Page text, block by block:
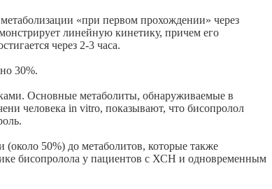
«при первом прохождении» через
линейную кинетику, причем его
через 2-3 часа.
30%.
Основные метаболиты, обнаруживаемые в
человека in vitro, показывают, что бисопролол
50%) до метаболитов, которые также
бисопролола у пациентов с ХСН и одновременным